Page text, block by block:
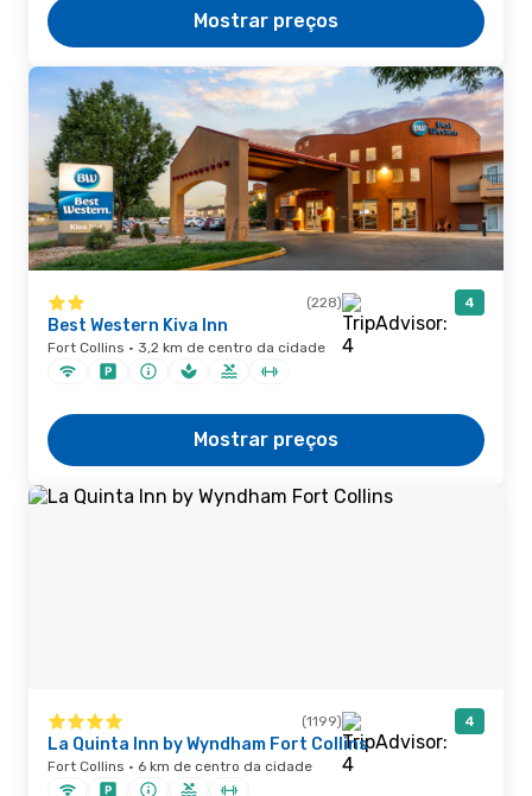
Mostrar preços
(228) 4
Best Western Kiva Inn
Fort Collins · 3,2 km de centro da cidade
Mostrar preços
(1199) 4
La Quinta Inn by Wyndham Fort Collins
Fort Collins · 6 km de centro da cidade